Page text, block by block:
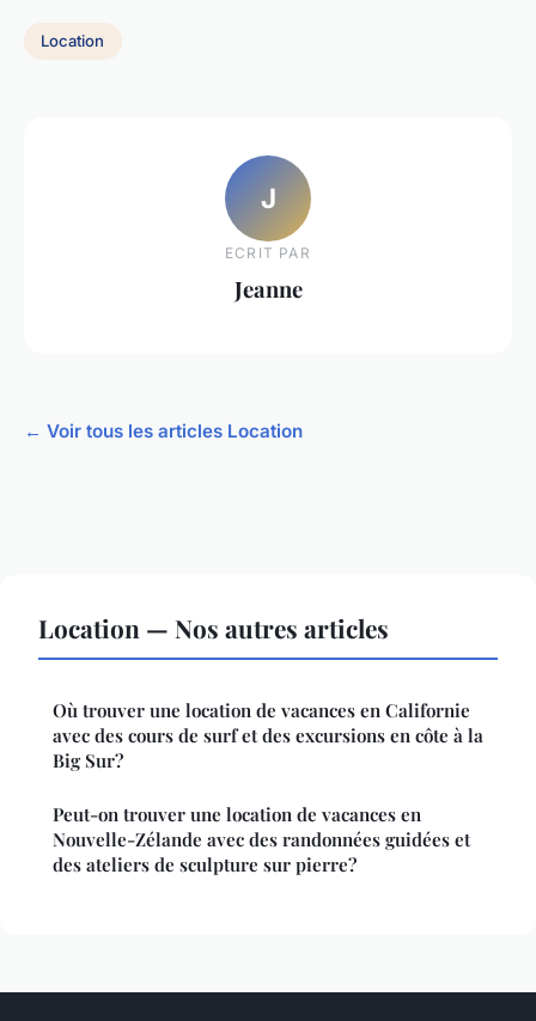
Location
J
ECRIT PAR
Jeanne
← Voir tous les articles Location
Location — Nos autres articles
Où trouver une location de vacances en Californie
avec des cours de surf et des excursions en côte à la
Big Sur?
Peut-on trouver une location de vacances en
Nouvelle-Zélande avec des randonnées guidées et
des ateliers de sculpture sur pierre?